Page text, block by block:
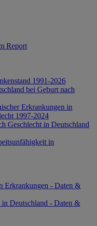
Report
1991-2026
bei Geburt nach
Erkrankungen in
1997-2024
Geschlecht in Deutschland
in
Erkrankungen - Daten &
in Deutschland - Daten &